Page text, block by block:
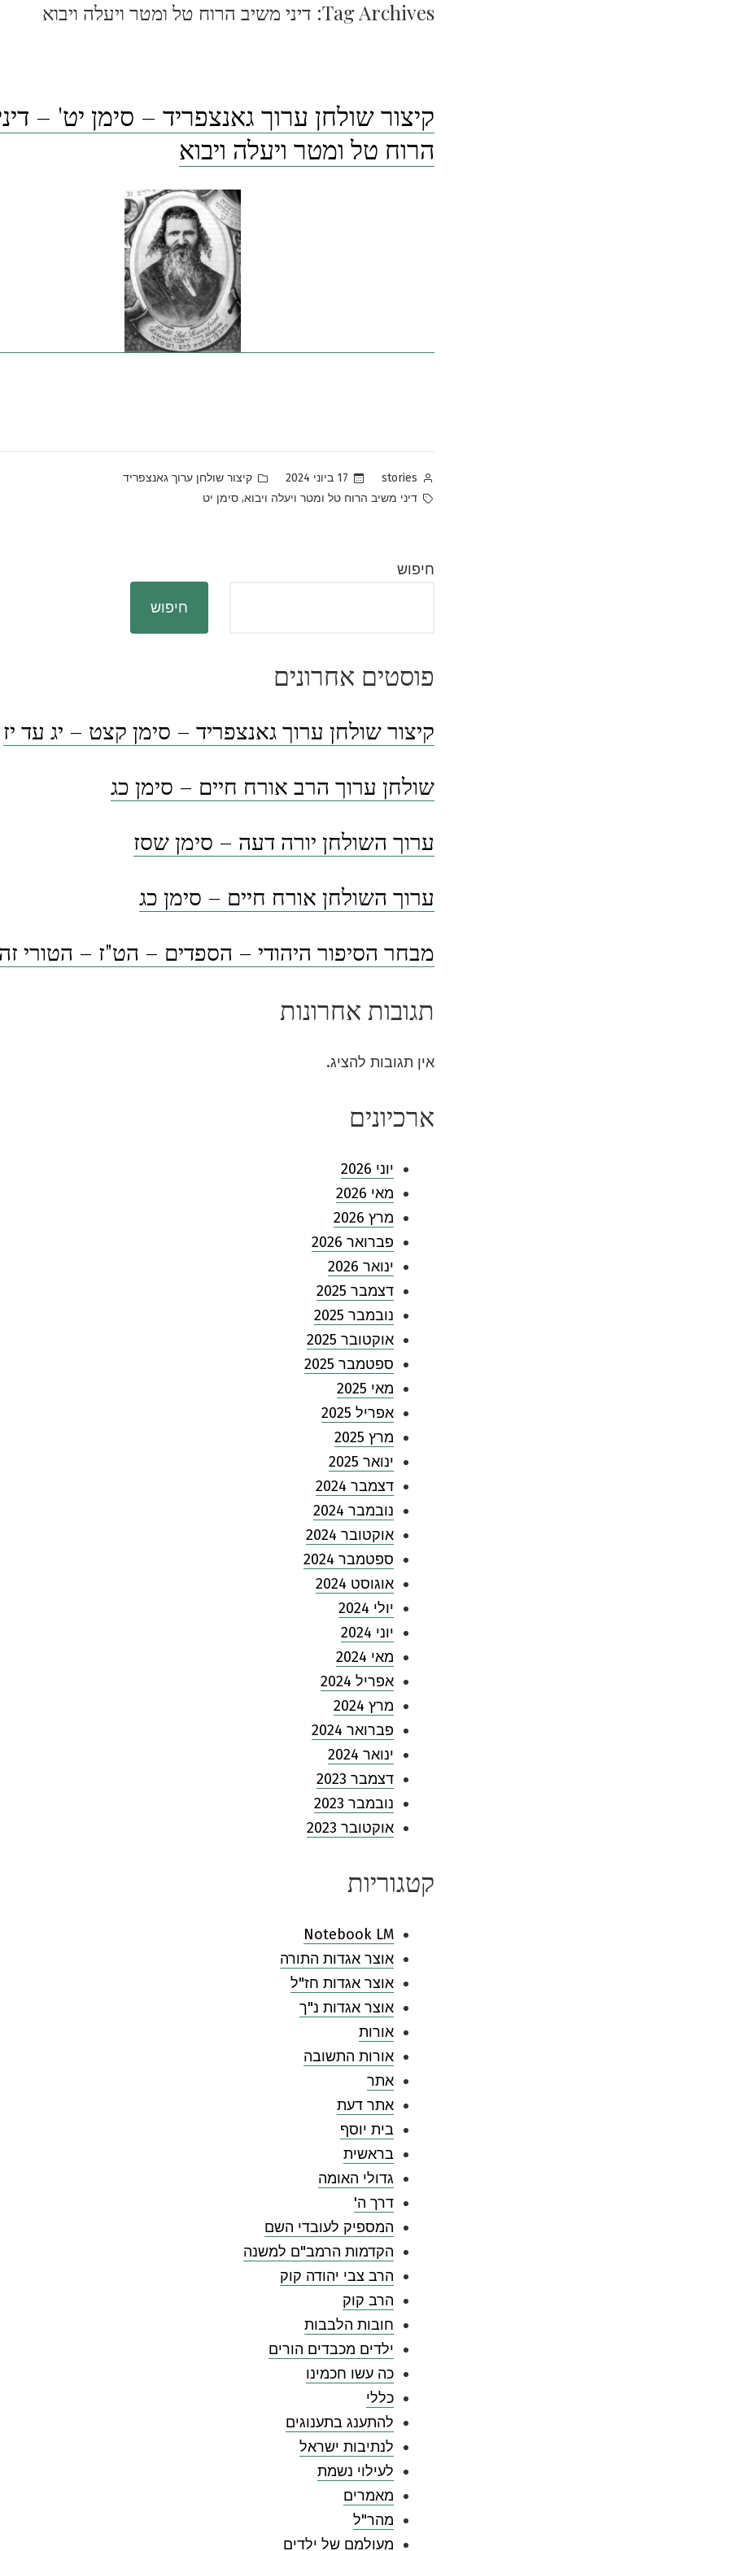
Tag Archives: דיני משיב הרוח טל ומטר ויעלה ויבוא
קיצור שולחן ערוך גאנצפריד – סימן יט' –
הרוח טל ומטר ויעלה ויבוא
Posted
by
stories 17 ביוני 2024
Posted
in
קיצור שולחן ערוך גאנצפריד
Tags:
דיני משיב הרוח טל ומטר ויעלה ויבוא, סימן יט
חיפוש
חיפוש
פוסטים אחרונים
קיצור שולחן ערוך גאנצפריד – סימן קצט – יג עד יז
שולחן ערוך הרב אורח חיים – סימן כג
ערוך השולחן יורה דעה – סימן שסז
ערוך השולחן אורח חיים – סימן כג
מבחר הסיפור היהודי – הספדים – הט"ז – הטורי
תגובות אחרונות
אין תגובות להציג.
ארכיונים
יוני 2026
מאי 2026
מרץ 2026
פברואר 2026
ינואר 2026
דצמבר 2025
נובמבר 2025
אוקטובר 2025
ספטמבר 2025
מאי 2025
אפריל 2025
מרץ 2025
ינואר 2025
דצמבר 2024
נובמבר 2024
אוקטובר 2024
ספטמבר 2024
אוגוסט 2024
יולי 2024
יוני 2024
מאי 2024
אפריל 2024
מרץ 2024
פברואר 2024
ינואר 2024
דצמבר 2023
נובמבר 2023
אוקטובר 2023
קטגוריות
Notebook LM
אוצר אגדות התורה
אוצר אגדות חז"ל
אוצר אגדות נ"ך
אורות
אורות התשובה
אתר
אתר דעת
בית יוסף
בראשית
גדולי האומה
דרך ה'
המספיק לעובדי השם
הקדמות הרמב"ם למשנה
הרב צבי יהודה קוק
הרב קוק
חובות הלבבות
ילדים מכבדים הורים
כה עשו חכמינו
כללי
להתענג בתענוגים
לנתיבות ישראל
לעילוי נשמת
מאמרים
מהר"ל
מעולמם של ילדים